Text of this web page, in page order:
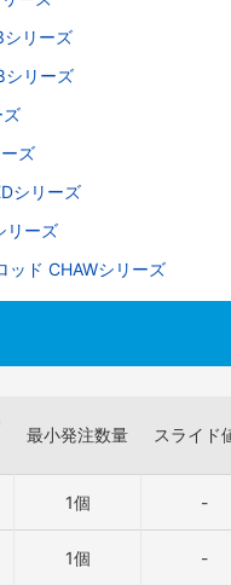
リーズ
シリーズ
ズ
ズ
シリーズ
リーズ
ッド CHAWシリーズ
最小発注数量 スライド
1個 -
1個 -